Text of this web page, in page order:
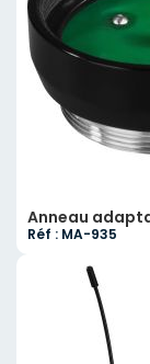
Anneau
Réf : MA-935